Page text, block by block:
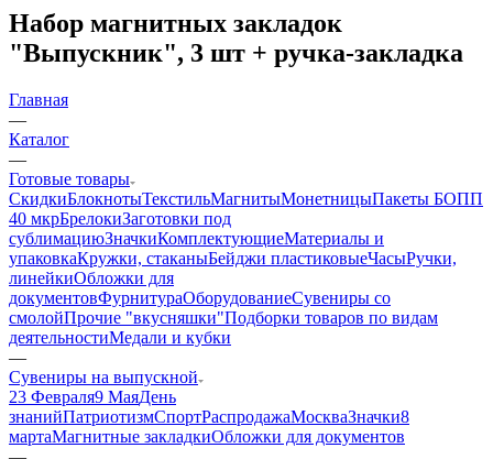
Набор магнитных закладок
"Выпускник", 3 шт + ручка-закладка
Главная
—
Каталог
—
Готовые товары
СкидкиБлокнотыТекстильМагнитыМонетницыПакеты БОПП
40 мкрБрелокиЗаготовки под
сублимациюЗначкиКомплектующиеМатериалы и
упаковкаКружки, стаканыБейджи пластиковыеЧасыРучки,
линейкиОбложки для
документовФурнитураОборудованиеСувениры со
смолойПрочие "вкусняшки"Подборки товаров по видам
деятельностиМедали и кубки
—
Сувениры на выпускной
23 Февраля9 МаяДень
знанийПатриотизмСпортРаспродажаМоскваЗначки8
мартаМагнитные закладкиОбложки для документов